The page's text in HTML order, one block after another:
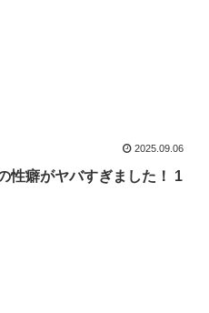
2025.09.06
性癖がヤバすぎました！ 1